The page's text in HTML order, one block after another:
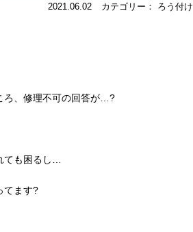
2021.06.02 カテゴリー： ろう付け
ろ、修理不可の回答が…?
ても困るし…
てます?